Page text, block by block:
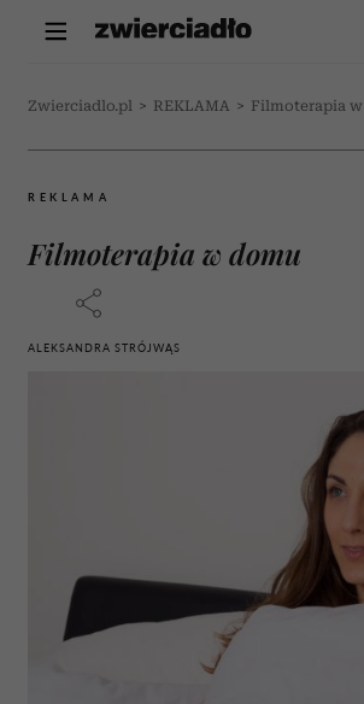
Zwierciadlo.pl > REKLAMA > Filmoterapia
REKLAMA
Filmoterapia w domu
ALEKSANDRA STRÓJWĄS